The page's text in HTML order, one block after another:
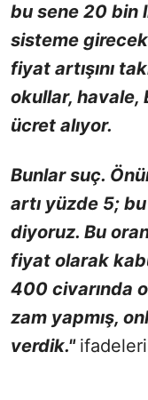
bu sene 20 bin
sisteme
fiyat artışını
okullar, havale,
ücret alıyor.
Bunlar suç.
artı yüzde 5;
diyoruz. Bu
fiyat olarak
400 civarında
zam yapmış,
verdik."